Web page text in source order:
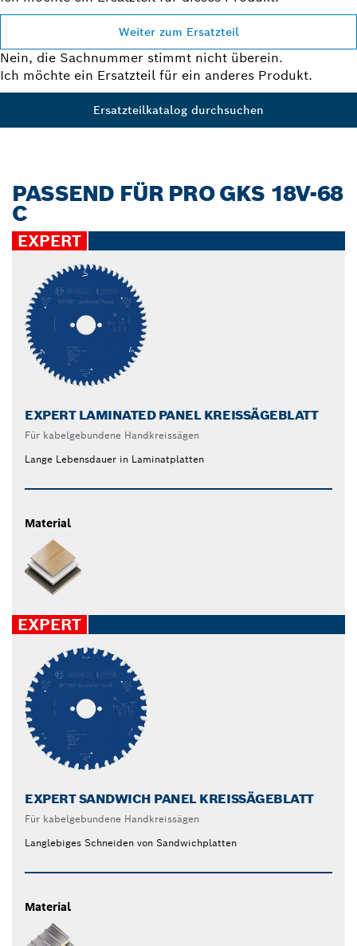
Weiter zum Ersatzteil
Nein, die Sachnummer stimmt nicht überein.
Ich möchte ein Ersatzteil für ein anderes Produkt.
Ersatzteilkatalog durchsuchen
PASSEND FÜR PRO GKS 18V-68
C
EXPERT
EXPERT LAMINATED PANEL KREISSÄGEBLATT
Für kabelgebundene Handkreissägen
Lange Lebensdauer in Laminatplatten
Material
EXPERT
EXPERT SANDWICH PANEL KREISSÄGEBLATT
Für kabelgebundene Handkreissägen
Langlebiges Schneiden von Sandwichplatten
Material